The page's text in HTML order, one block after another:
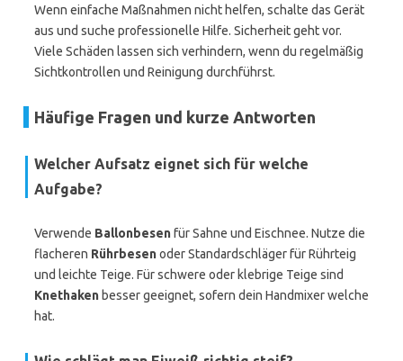
Wenn einfache Maßnahmen nicht helfen, schalte das Gerät
aus und suche professionelle Hilfe. Sicherheit geht vor.
Viele Schäden lassen sich verhindern, wenn du regelmäßig
Sichtkontrollen und Reinigung durchführst.
Häufige Fragen und kurze Antworten
Welcher Aufsatz eignet sich für welche
Aufgabe?
Verwende Ballonbesenfür Sahne und Eischnee. Nutze die
flacheren Rührbesenoder Standardschläger für Rührteig
und leichte Teige. Für schwere oder klebrige Teige sind
Knethaken besser geeignet, sofern dein Handmixer welche
hat.